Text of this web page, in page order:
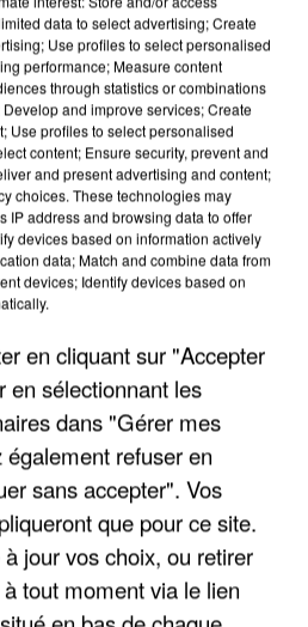
LA DZ MAFIA
data to select advertising; Create
Use profiles to select personalised
performance; Measure content
through statistics or combinations
and improve services; Create
Use profiles to select personalised
content; Ensure security, prevent and
and present advertising and content;
choices. These technologies may
IP address and browsing data to offer
devices based on information actively
data; Match and combine data from
devices; Identify devices based on
en cliquant sur "Accepter
en sélectionnant les
dans "Gérer mes
refuser en
sans accepter". Vos
que pour ce site.
jour vos choix, ou retirer
tout moment via le lien